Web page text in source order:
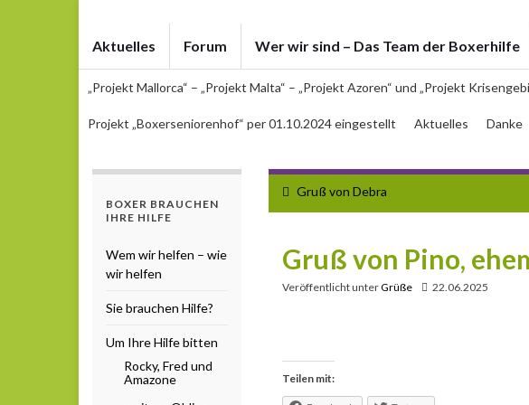
Aktuelles Forum Wer wir sind – Das Team der Boxerhilfe
„Projekt Mallorca“ – „Projekt Malta“ – „Projekt Azoren“ und „Projekt
Projekt „Boxerseniorenhof“ per 01.10.2024 eingestellt Aktuelles Danke
Gruß von Debra
Gruß von Pino,
Veröffentlicht unterGrüße 22.06.2025
Teilen mit:
BOXER BRAUCHEN
IHRE HILFE
Wem wir helfen – wie
wir helfen
Sie brauchen Hilfe?
Um Ihre Hilfe bitten
Rocky, Fred und
Amazone